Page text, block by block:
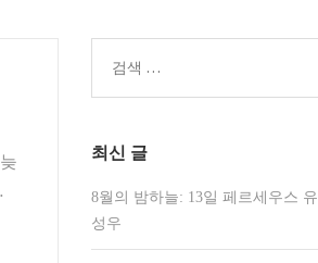
검
최신 글
8월의 밤하늘: 13일 페르세우스 유
성우